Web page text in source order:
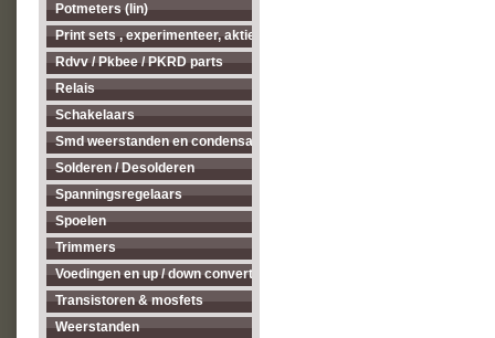
Potmeters (lin)
Print sets , experimenteer, aktieve antenne's enz...
Rdvv / Pkbee / PKRD parts
Relais
Schakelaars
Smd weerstanden en condensatoren
Solderen / Desolderen
Spanningsregelaars
Spoelen
Trimmers
Voedingen en up / down converters
Transistoren & mosfets
Weerstanden